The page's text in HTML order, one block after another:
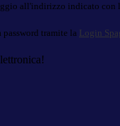
all'indirizzo indicato con
tramite la Login